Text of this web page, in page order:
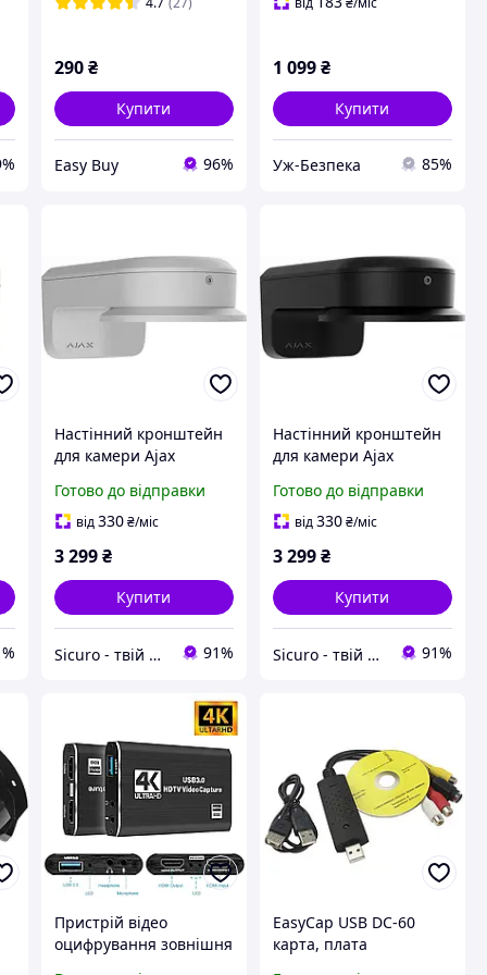
290 ₴
Купити
Easy Buy 96%
1 099₴
Купити
Уж-Безпека 85%
Настінний кронштейн
для камери Ajax
Готово до відправки
від330 ₴/міс
3 299 ₴
Купити
Sicuro - твій всесвіт комфорту та безпеки 91%
Настінний кронштейн
для камери Ajax
Готово до відправки
від330₴/міс
3 299₴
Купити
Sicuro - твій всесвіт комфорту та безпеки 91%
Пристрій відео
оцифрування зовнішня
EasyCap USB DC-60
карта, плата